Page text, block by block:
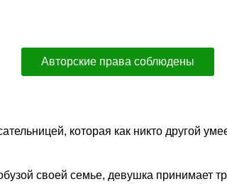
Авторские права соблюдены
которая как никто другой
своей семье, девушка принимает